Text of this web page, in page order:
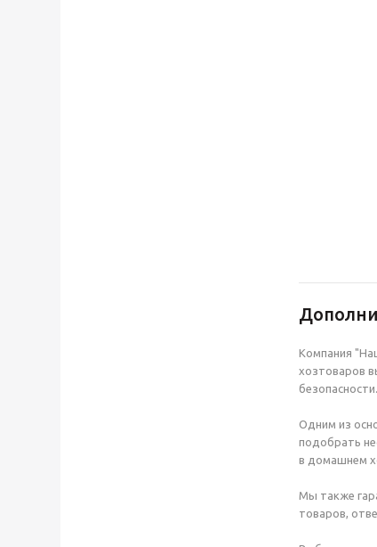
Компания
хозтоваров
безопасности.
Одним из
подобрать
в домашнем
Мы также
товаров,